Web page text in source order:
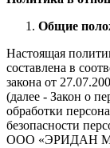
Общие
Настоящая
составлена в
закона от
(далее - Закон о
обработки
безопасности
ООО «ЭРИДАН М»